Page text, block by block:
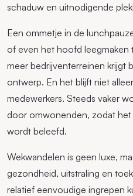
schaduw en uitnodigende
Een ommetje in de
of even het hoofd leegmaken
meer bedrijventerreinen krijgt
ontwerp. En het blijft niet
medewerkers. Steeds vaker
door omwonenden, zodat
wordt beleefd.
Wekwandelen is geen luxe,
gezondheid, uitstraling en
relatief eenvoudige ingrepen